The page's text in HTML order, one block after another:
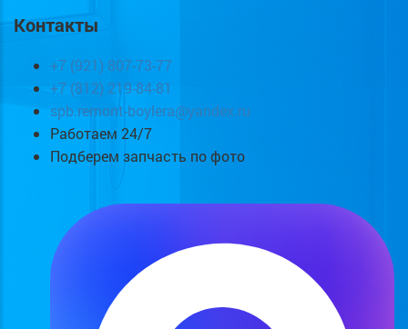
Контакты
+7 (921) 807-73-77
+7 (812) 219-84-81
spb.remont-boylera@yandex.ru
Работаем 24/7
Подберем запчасть по фото